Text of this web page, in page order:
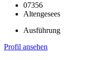
07356
Altengesees
Ausführung
Profil ansehen